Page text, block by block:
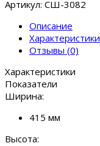
Артикул: СШ-3082
Описание
Характеристики
Отзывы (0)
Характеристики
Показатели
Ширина:
415 мм
Высота: